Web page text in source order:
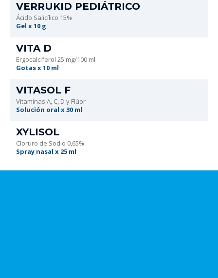
VERRUKID PEDIÁTRICO
Ácido Salicílico 15%
Gel x 10 g
VITA D
Ergocalciferol 25 mg/100 ml
Gotas x 10 ml
VITASOL F
Vitaminas A, C, D y Flúor
Solución oral x 30 ml
XYLISOL
Cloruro de Sodio 0,65%
Spray nasal x 25 ml